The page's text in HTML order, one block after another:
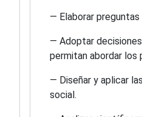
— Elaborar
— Adoptar
permitan abordar los
— Diseñar y aplicar
social.